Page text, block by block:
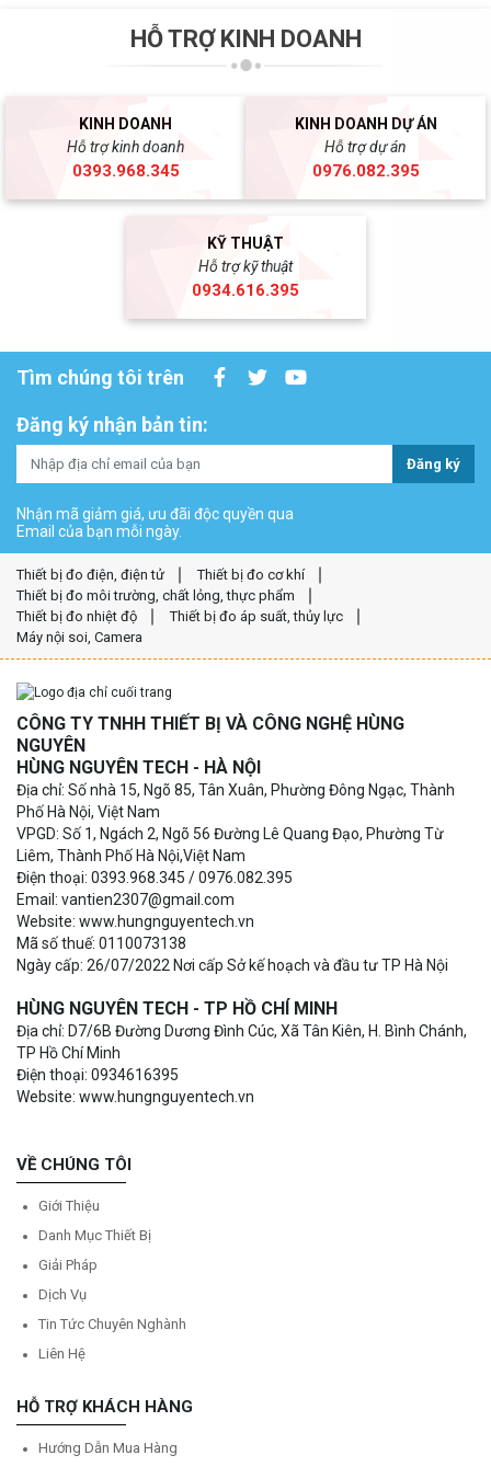
HỖ TRỢ KINH DOANH
KINH DOANH
Hỗ trợ kinh doanh
0393.968.345
KINH DOANH DỰ ÁN
Hỗ trợ dự án
0976.082.395
KỸ THUẬT
Hỗ trợ kỹ thuật
0934.616.395
Tìm chúng tôi trên
Đăng ký nhận bản tin:
Đăng ký
Nhận mã giảm giá, ưu đãi độc quyền qua
Email của bạn mỗi ngày.
Thiết bị đo điện, điện tử
Thiết bị đo cơ khí
Thiết bị đo môi trường, chất lỏng, thực phẩm
Thiết bị đo nhiệt độ
Thiết bị đo áp suất, thủy lực
Máy nội soi, Camera
CÔNG TY TNHH THIẾT BỊ VÀ CÔNG NGHỆ HÙNG
NGUYÊN
HÙNG NGUYÊN TECH - HÀ NỘI
Địa chỉ: Số nhà 15, Ngõ 85, Tân Xuân, Phường Đông Ngạc, Thành
Phố Hà Nội, Việt Nam
VPGD: Số 1, Ngách 2, Ngõ 56 Đường Lê Quang Đạo, Phường Từ
Liêm, Thành Phố Hà Nội,Việt Nam
Điện thoại: 0393.968.345 / 0976.082.395
Email: vantien2307@gmail.com
Website: www.hungnguyentech.vn
Mã số thuế: 0110073138
Ngày cấp: 26/07/2022 Nơi cấp Sở kế hoạch và đầu tư TP Hà Nội
HÙNG NGUYÊN TECH - TP HỒ CHÍ MINH
Địa chỉ: D7/6B Đường Dương Đình Cúc, Xã Tân Kiên, H. Bình Chánh,
TP Hồ Chí Minh
Điện thoại: 0934616395
Website: www.hungnguyentech.vn
VỀ CHÚNG TÔI
Giới Thiệu
Danh Mục Thiết Bị
Giải Pháp
Dịch Vụ
Tin Tức Chuyên Nghành
Liên Hệ
HỖ TRỢ KHÁCH HÀNG
Hướng Dẫn Mua Hàng